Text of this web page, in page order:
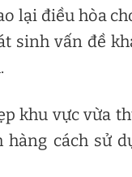
lại điều hòa
sinh vấn đề
khu vực vừa
hàng cách sử